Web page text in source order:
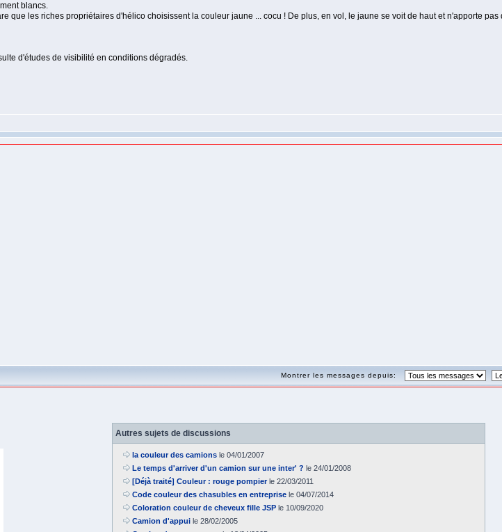
blancs.
que les riches propriétaires d'hélico choisissent la couleur jaune ... cocu ! De plus, en vol, le jaune se voit de haut et n'apporte
d'études de visibilité en conditions dégradés.
Montrer les messages depuis:
Autres sujets de discussions
la couleur des camions le 04/01/2007
Le temps d'arriver d'un camion sur une inter' ? le 24/01/2008
[Déjà traité] Couleur : rouge pompierle 22/03/2011
Code couleur des chasubles en entreprise le 04/07/2014
Coloration couleur de cheveux fille JSP le 10/09/2020
Camion d'appui le 28/02/2005